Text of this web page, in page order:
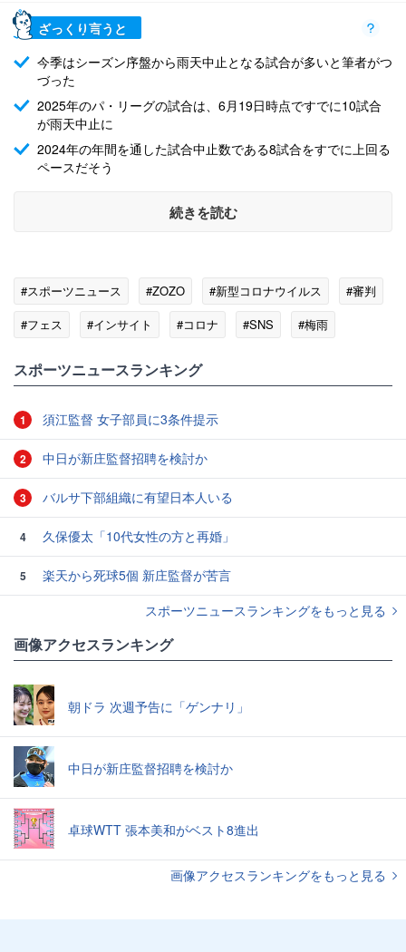
ざっくり言うと
今季はシーズン序盤から雨天中止となる試合が多いと筆者がつ
づった
2025年のパ・リーグの試合は、6月19日時点ですでに10試合
が雨天中止に
2024年の年間を通した試合中止数である8試合をすでに上回る
ペースだそう
続きを読む
#スポーツニュース #ZOZO #新型コロナウイルス
#審判
#フェス
#インサイト #コロナ #SNS #梅雨
スポーツニュースランキング
1 須江監督 女子部員に3条件提示
2 中日が新庄監督招聘を検討か
3 バルサ下部組織に有望日本人いる
4 久保優太「10代女性の方と再婚」
5
楽天から死球5個 新庄監督が苦言
スポーツニュースランキングをもっと見る
画像アクセスランキング
朝ドラ 次週予告に「ゲンナリ」
中日が新庄監督招聘を検討か
卓球WTT 張本美和がベスト8進出
画像アクセスランキングをもっと見る